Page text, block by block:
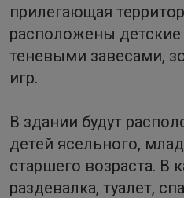
прилегающая
расположены
теневыми завесами,
игр.
В здании будут
детей ясельного,
старшего возраста. В
раздевалка, туалет,